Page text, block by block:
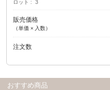
ロット
3
販売価格
（単価 × 入数）
注文数
おすすめ商品